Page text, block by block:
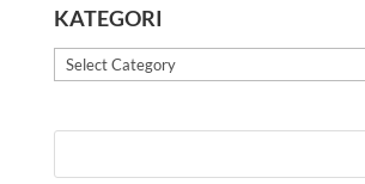
KATEGORI
Kategori